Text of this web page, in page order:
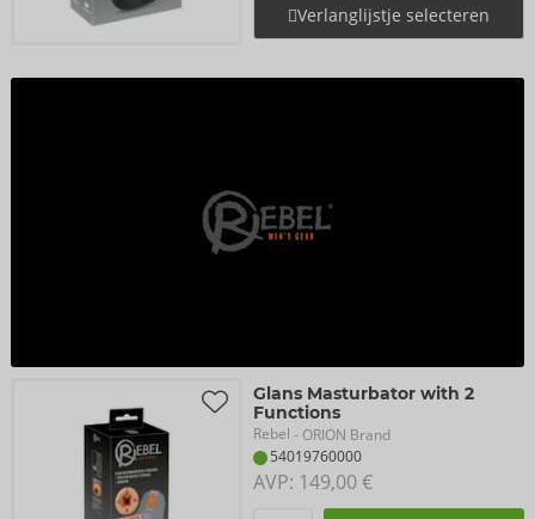
Verlanglijstje selecteren
Glans Masturbator with 2
Functions
Rebel - ORION Brand
54019760000
AVP: 149,00 €